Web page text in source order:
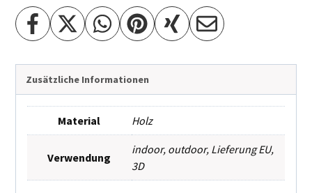
Zusätzliche Informationen
Material Holz
Verwendung
indoor, outdoor, Lieferung EU,
3D